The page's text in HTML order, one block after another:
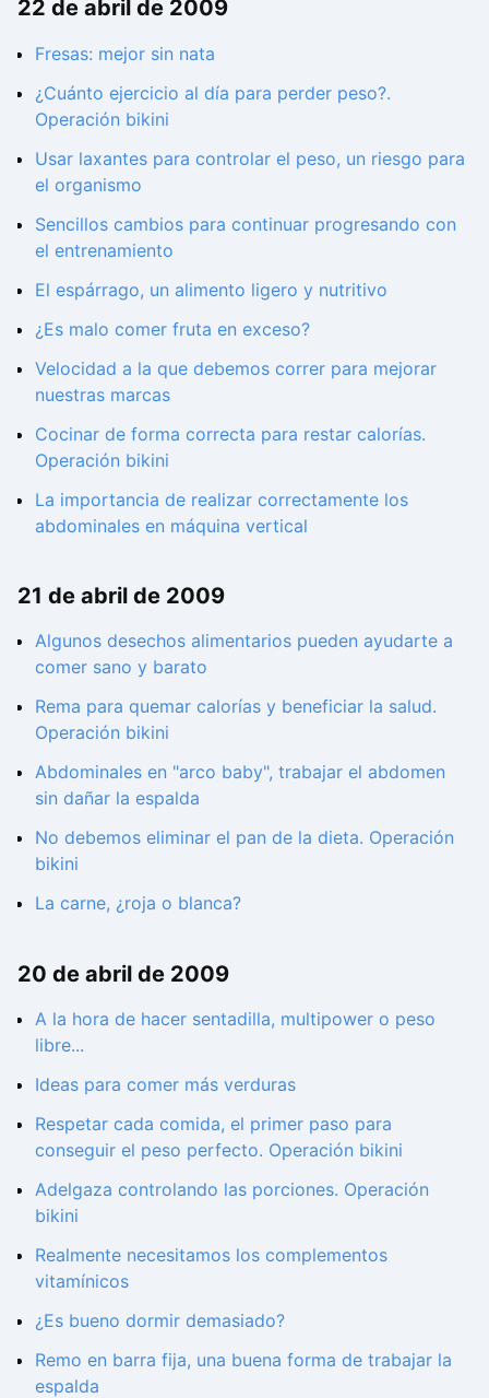
22 de abril de 2009
Fresas: mejor sin nata
¿Cuánto ejercicio al día para perder peso?.
Operación bikini
Usar laxantes para controlar el peso, un riesgo para
el organismo
Sencillos cambios para continuar progresando con
el entrenamiento
El espárrago, un alimento ligero y nutritivo
¿Es malo comer fruta en exceso?
Velocidad a la que debemos correr para mejorar
nuestras marcas
Cocinar de forma correcta para restar calorías.
Operación bikini
La importancia de realizar correctamente los
abdominales en máquina vertical
21 de abril de 2009
Algunos desechos alimentarios pueden ayudarte a
comer sano y barato
Rema para quemar calorías y beneficiar la salud.
Operación bikini
Abdominales en "arco baby", trabajar el abdomen
sin dañar la espalda
No debemos eliminar el pan de la dieta. Operación
bikini
La carne, ¿roja o blanca?
20 de abril de 2009
A la hora de hacer sentadilla, multipower o peso
libre...
Ideas para comer más verduras
Respetar cada comida, el primer paso para
conseguir el peso perfecto. Operación bikini
Adelgaza controlando las porciones. Operación
bikini
Realmente necesitamos los complementos
vitamínicos
¿Es bueno dormir demasiado?
Remo en barra fija, una buena forma de trabajar la
espalda